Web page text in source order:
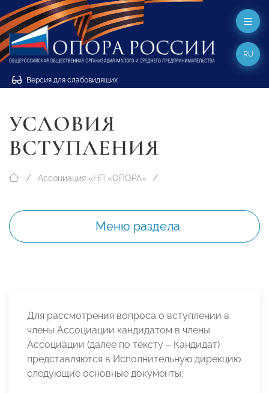
Версия для слабовидящих
RU
УСЛОВИЯ
ВСТУПЛЕНИЯ
Ассоциация «НП «ОПОРА»
Меню раздела
Для рассмотрения вопроса о вступлении в
члены Ассоциации кандидатом в члены
Ассоциации (далее по тексту – Кандидат)
представляются в Исполнительную дирекцию
следующие основные документы: